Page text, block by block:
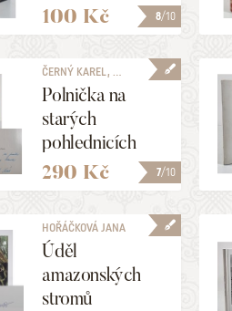
8/10
100 Kč
7/10
ČERNÝ KAREL, ...
Polnička na
starých
pohlednicích
290 Kč
HOŘÁČKOVÁ JANA
Úděl
amazonských
stromů